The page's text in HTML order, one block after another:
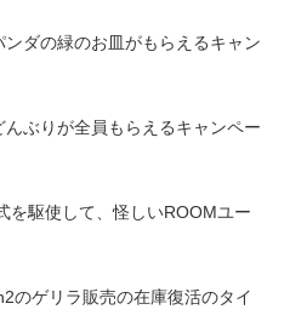
ダの緑のお皿がもらえるキャン
ぶりが全員もらえるキャンペー
を駆使して、怪しいROOMユー
のゲリラ販売の在庫復活のタイ